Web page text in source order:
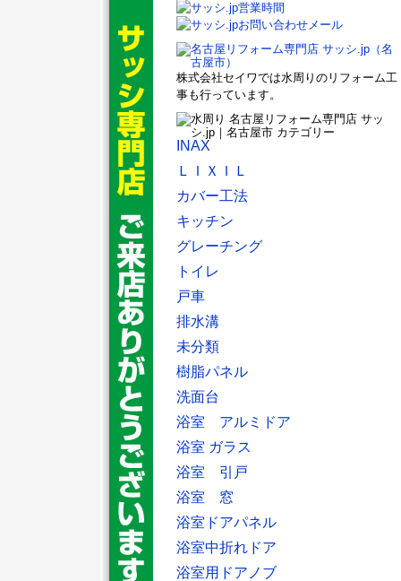
株式会社セイワでは水周りのリフォーム工
事も行っています。
INAX
ＬＩＸＩＬ
カバー工法
キッチン
グレーチング
トイレ
戸車
排水溝
未分類
樹脂パネル
洗面台
浴室 アルミドア
浴室 ガラス
浴室 引戸
浴室 窓
浴室ドアパネル
浴室中折れドア
浴室用ドアノブ